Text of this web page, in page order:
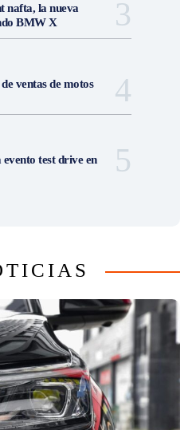
nafta, la nueva
BMW X
ventas de motos
test drive en